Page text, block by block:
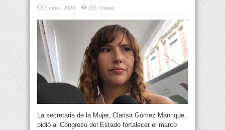
3 junio, 2026 231 Visitas
La secretaria de la Mujer, Clarisa Gómez Manrique,
pidió al Congreso del Estado fortalecer el marco